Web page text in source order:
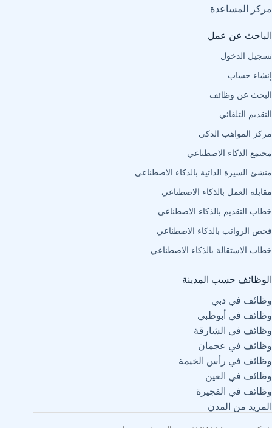
مركز المساعدة
الباحث عن عمل
تسجيل الدخول
إنشاء حساب
البحث عن وظائف
التقديم التلقائي
مركز المواهب الذكي
مجتمع الذكاء الاصطناعي
منشئ السيرة الذاتية بالذكاء الاصطناعي
مقابلة العمل بالذكاء الاصطناعي
خطاب التقديم بالذكاء الاصطناعي
فحص الرواتب بالذكاء الاصطناعي
خطاب الاستقالة بالذكاء الاصطناعي
الوظائف حسب المدينة
وظائف في دبي
وظائف في أبوظبي
وظائف في الشارقة
وظائف في عجمان
وظائف في رأس الخيمة
وظائف في العين
وظائف في الفجيرة
المزيد من المدن